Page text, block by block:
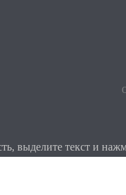
выделите текст и